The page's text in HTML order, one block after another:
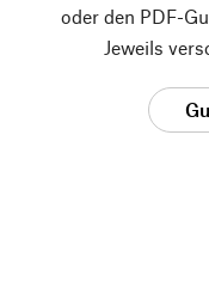
oder den PDF-
Jeweils